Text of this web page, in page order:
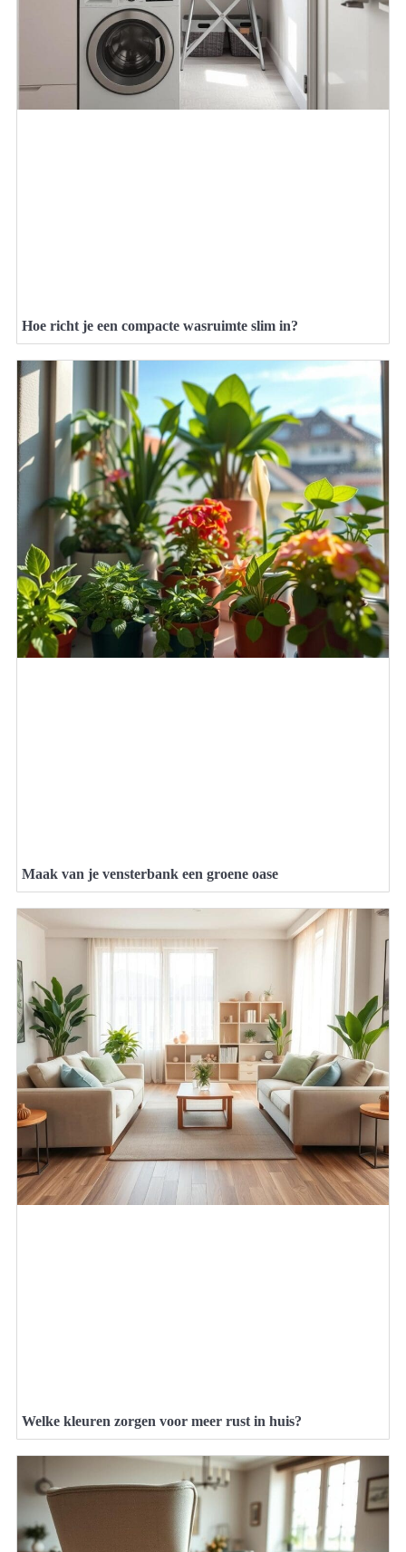
Hoe richt je een compacte wasruimte slim in?
Maak van je vensterbank een groene oase
Welke kleuren zorgen voor meer rust in huis?